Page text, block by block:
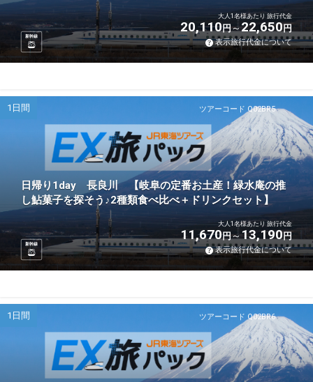
新幹線
大人1名様あたり 旅行代金
20,110円 22,650円
表示旅行代金について
ツアーコード Q02BR5
1日間
日帰り1day 長良川 【岐阜の定番お土産！緑水庵の推
し鮎菓子を探そう♪2種類食べ比べ＋ドリンクセット】
新幹線
大人1名様あたり 旅行代金
11,670円 13,190円
表示旅行代金について
ツアーコード Q02BR6
1日間